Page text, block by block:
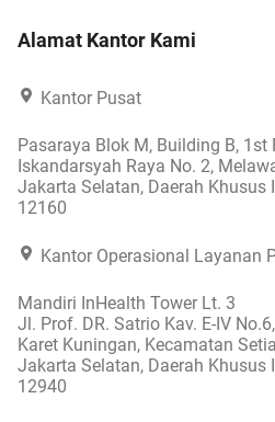
Alamat Kantor Kami
Kantor Pusat
Pasaraya Blok M, Building B, 1st
Iskandarsyah Raya No. 2,
Jakarta Selatan, Daerah Khusus
12160
Kantor Operasional Layanan
Mandiri InHealth Tower Lt. 3
Jl. Prof. DR. Satrio Kav. E-IV
Karet Kuningan, Kecamatan
Jakarta Selatan, Daerah Khusus
12940